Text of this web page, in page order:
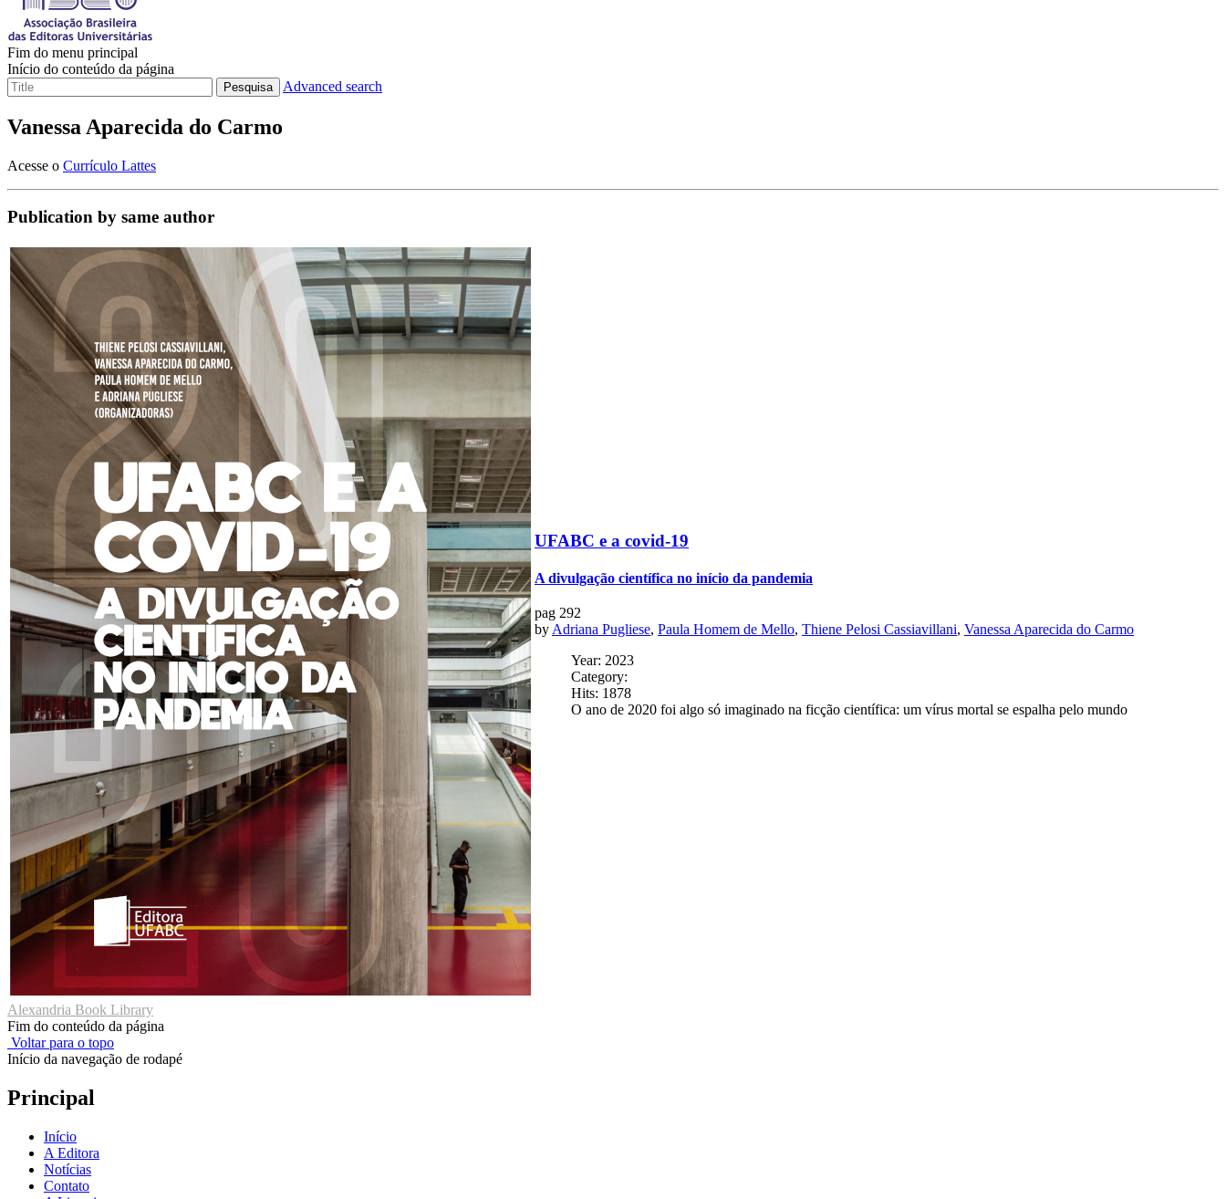
Fim do menu principal
Início do conteúdo da página
Pesquisa Advanced search
Vanessa Aparecida do Carmo
Acesse o Currículo Lattes
Publication by same author
UFABC e a covid-19
A divulgação científica no início da pandemia
pag 292
by Adriana Pugliese, Paula Homem de Mello, Thiene Pelosi Cassiavillani, Vanessa Aparecida do Carmo
Year: 2023
Category:
Hits: 1878
O ano de 2020 foi algo só imaginado na ficção científica: um vírus mortal se espalha pelo mundo
Alexandria Book Library
Fim do conteúdo da página
Voltar para o topo
Início da navegação de rodapé
Principal
Início
A Editora
Notícias
Contato